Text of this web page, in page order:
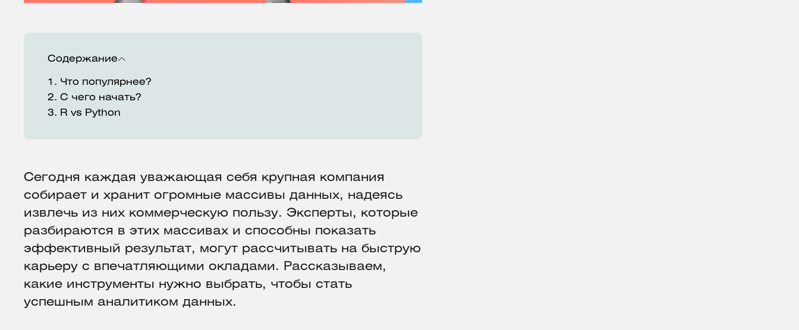
Содержание
1. Что популярнее?
2. С чего начать?
3. R vs Python
Сегодня каждая уважающая себя крупная компания
собирает и хранит огромные массивы данных, надеясь
извлечь из них коммерческую пользу. Эксперты, которые
разбираются в этих массивах и способны показать
эффективный результат, могут рассчитывать на быструю
карьеру с впечатляющими окладами. Рассказываем,
какие инструменты нужно выбрать, чтобы стать
успешным аналитиком данных.